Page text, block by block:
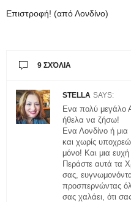
Επιστροφή! (από Λονδίνο)
9 ΣΧΌΛΙΑ
STELLA SAYS:
Ενα πολύ μεγάλο
ήθελα να ζήσω!
Ενα Λονδίνο ή μια
και χωρίς
μόνο! Και μια
Περάστε αυτά τα
σας,
προσπερνώντας
σας χαλάει, ότι